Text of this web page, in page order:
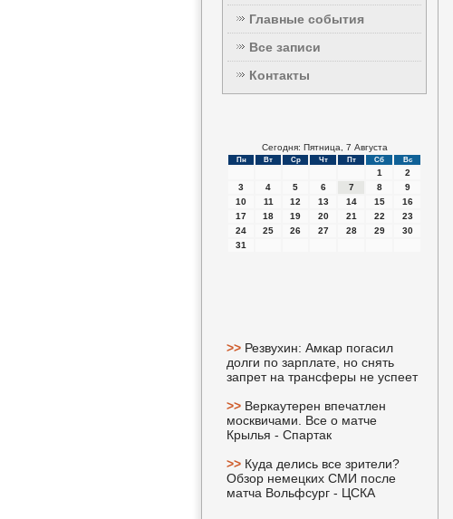
Главные события
Все записи
Контакты
Сегодня: Пятница, 7 Августа
Пн Вт Ср Чт Пт Сб Вс
1
2
3
4 5 6 7 8
9
10
11 12 13 14 15
16
17
18 19 20 21 22
23
24
25 26 27 28 29
30
31
>> Резвухин: Амкар погасил
долги по зарплате, но снять
запрет на трансферы не успеет
>> Веркаутерен впечатлен
москвичами. Все о матче
Крылья - Спартак
>> Куда делись все зрители?
Обзор немецких СМИ после
матча Вольфсург - ЦСКА